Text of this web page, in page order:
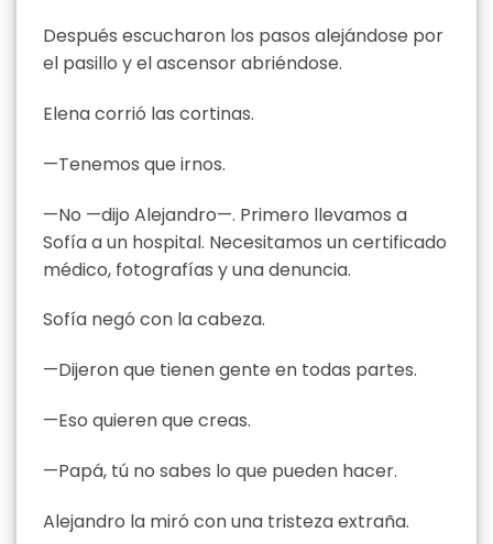
Después escucharon los pasos alejándose por
el pasillo y el ascensor abriéndose.
Elena corrió las cortinas.
—Tenemos que irnos.
—No —dijo Alejandro—. Primero llevamos a
Sofía a un hospital. Necesitamos un certificado
médico, fotografías y una denuncia.
Sofía negó con la cabeza.
—Dijeron que tienen gente en todas partes.
—Eso quieren que creas.
—Papá, tú no sabes lo que pueden hacer.
Alejandro la miró con una tristeza extraña.